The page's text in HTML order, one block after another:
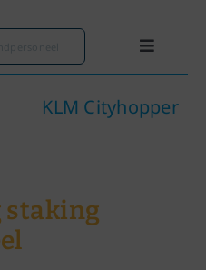
Toggle
KLM Cityhopper
staking